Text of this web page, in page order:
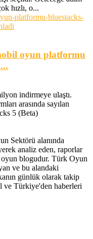
hızlı, o...
oyun platformu
indirmeye ulaştı.
arasında sayılan
5 (Beta)
Sektörü alanında
analiz eden, raporlar
blogudur. Türk Oyun
ve bu alandaki
günlük olarak takip
Türkiye'den haberleri